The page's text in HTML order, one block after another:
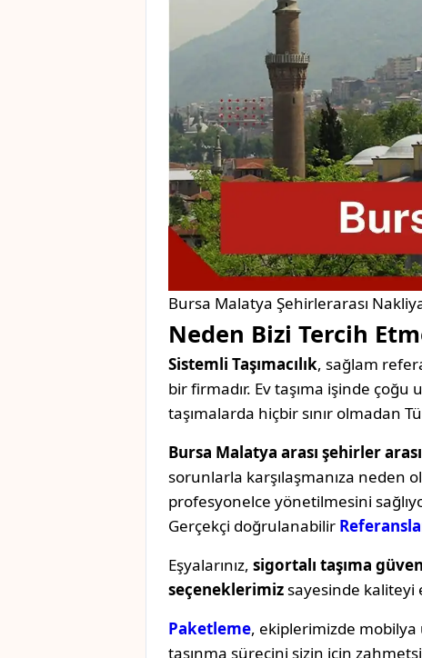
Bursa Malatya Şehirlerarası
Neden Bizi Tercih
Sistemli Taşımacılık, sağlam
bir firmadır. Ev taşıma işinde çoğu
taşımalarda hiçbir sınır olmadan
Bursa Malatya arası şehirler
sorunlarla karşılaşmanıza neden
profesyonelce yönetilmesini
Gerçekçi doğrulanabilir
Eşyalarınız, sigortalı taşıma
seçeneklerimizsayesinde kaliteyi
Paketleme, ekiplerimizde mobilya
taşınma sürecini sizin için